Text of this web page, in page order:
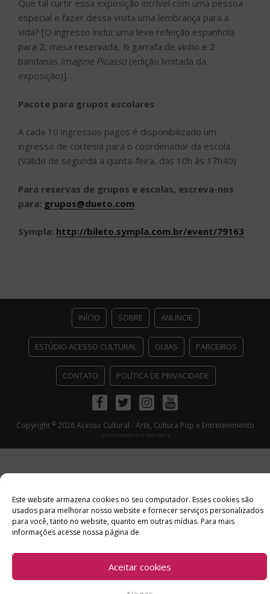
Este website armazena cookies no seu computador. Esses cookies são
usados ​​para melhorar nosso website e fornecer serviços personalizados
para você, tanto no website, quanto em outras mídias. Para mais
informações acesse nossa página de
Aceitar cookies
Que tal curtir essa exposição incrível com uma pessoa
especial e fazer dessa visita uma lembrança para a
vida? [O ingresso inclui: uma leve refeição espanhola
para 2, mesa reservada, ½ garrafa de vinho e 2
bandanas Imagine Picasso (edição limitada da
exposição)].
Pacote para grupos escolares
A cada 10 ingressos pagos é disponibilizado um
ingresso de cortesia para o coordenador da escola.
(Válido de segunda a quinta-feira, das 10h às 17h40)
Para reservas de grupos e escolas, escreva-nos
para: grupos@dueto.com
Sympla: http://bileto.sympla.com.br/event/79163
INÍCIO SOBRE ANUNCIE
ESTÚDIO ACESSO CULTURAL GUIAS PARCEIROS
CONTATO POLÍTICA DE PRIVACIDADE
FacebookTwitterInstagramYoutube
Copyright ©2026 Acesso Cultural - Arte, Cultura Pop e Entretenimento
Desenvolvido por Del Vieira